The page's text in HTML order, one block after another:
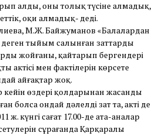
алды, оны толық түсіне алмадық,
оқи алмадық- деді.
М.Ж. Байжуманов «Балалардан
тыйым салынған заттарды
жойғаны, қайтарып бергендері
актісі мен фактілерін көрсете
айғақтар жоқ.
кейін өздері қолдарынан жасанды
болса ондай дәлелді зат та, акті де
ж. күнгі сағат 17.00-де ата-аналар
сұрағанда Қарқаралы